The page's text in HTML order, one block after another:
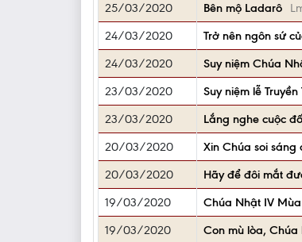
25/03/2020
Bên mộ Ladarô
24/03/2020
Trở nên ngôn sứ
24/03/2020
Suy niệm Chúa
23/03/2020
Suy niệm lễ
23/03/2020
Lắng nghe cuộc
20/03/2020
Xin Chúa soi sáng
20/03/2020
Hãy để đôi mắt
19/03/2020
Chúa Nhật IV
19/03/2020
Con mù lòa, Chúa